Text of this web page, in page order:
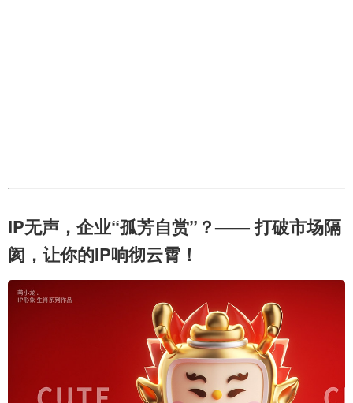
IP无声，企业“孤芳自赏”？—— 打破市场隔
阂，让你的IP响彻云霄！